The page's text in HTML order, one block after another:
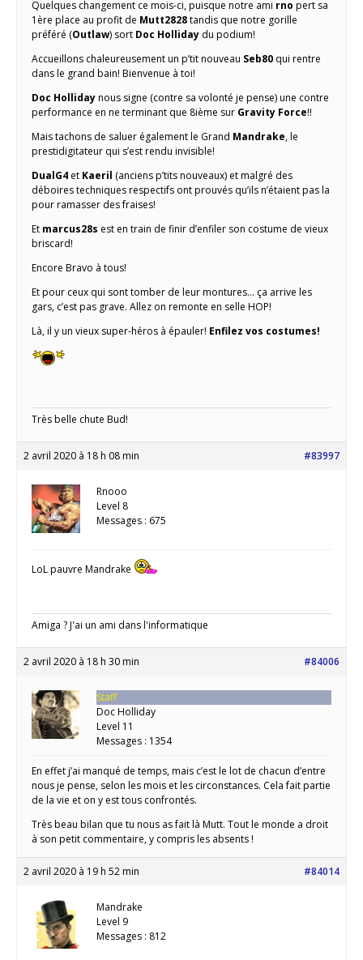
Quelques changement ce mois-ci, puisque notre ami rno pert sa
1ère place au profit de Mutt2828tandis que notre gorille
préféré (Outlaw) sort Doc Holliday du podium!
Accueillons chaleureusement un p’tit nouveau Seb80 qui rentre
dans le grand bain! Bienvenue à toi!
Doc Hollidaynous signe (contre sa volonté je pense) une contre
performance en ne terminant que 8ième sur Gravity Force!!
Mais tachons de saluer également le Grand Mandrake, le
prestidigitateur qui s’est rendu invisible!
DualG4 et Kaeril (anciens p’tits nouveaux) et malgré des
déboires techniques respectifs ont prouvés qu’ils n’étaient pas la
pour ramasser des fraises!
Et marcus28s est en train de finir d’enfiler son costume de vieux
briscard!
Encore Bravo à tous!
Et pour ceux qui sont tomber de leur montures… ça arrive les
gars, c’est pas grave. Allez on remonte en selle HOP!
Là, il y un vieux super-héros à épauler! Enfilez vos costumes!
Très belle chute Bud!
2 avril 2020 à 18 h 08 min #83997
Rnooo
Level 8
Messages : 675
LoL pauvre Mandrake
Amiga ? J'ai un ami dans l'informatique
2 avril 2020 à 18 h 30 min #84006
Staff
Doc Holliday
Level 11
Messages : 1354
En effet j’ai manqué de temps, mais c’est le lot de chacun d’entre
nous je pense, selon les mois et les circonstances. Cela fait partie
de la vie et on y est tous confrontés.
Très beau bilan que tu nous as fait là Mutt. Tout le monde a droit
à son petit commentaire, y compris les absents !
2 avril 2020 à 19 h 52 min #84014
Mandrake
Level 9
Messages : 812